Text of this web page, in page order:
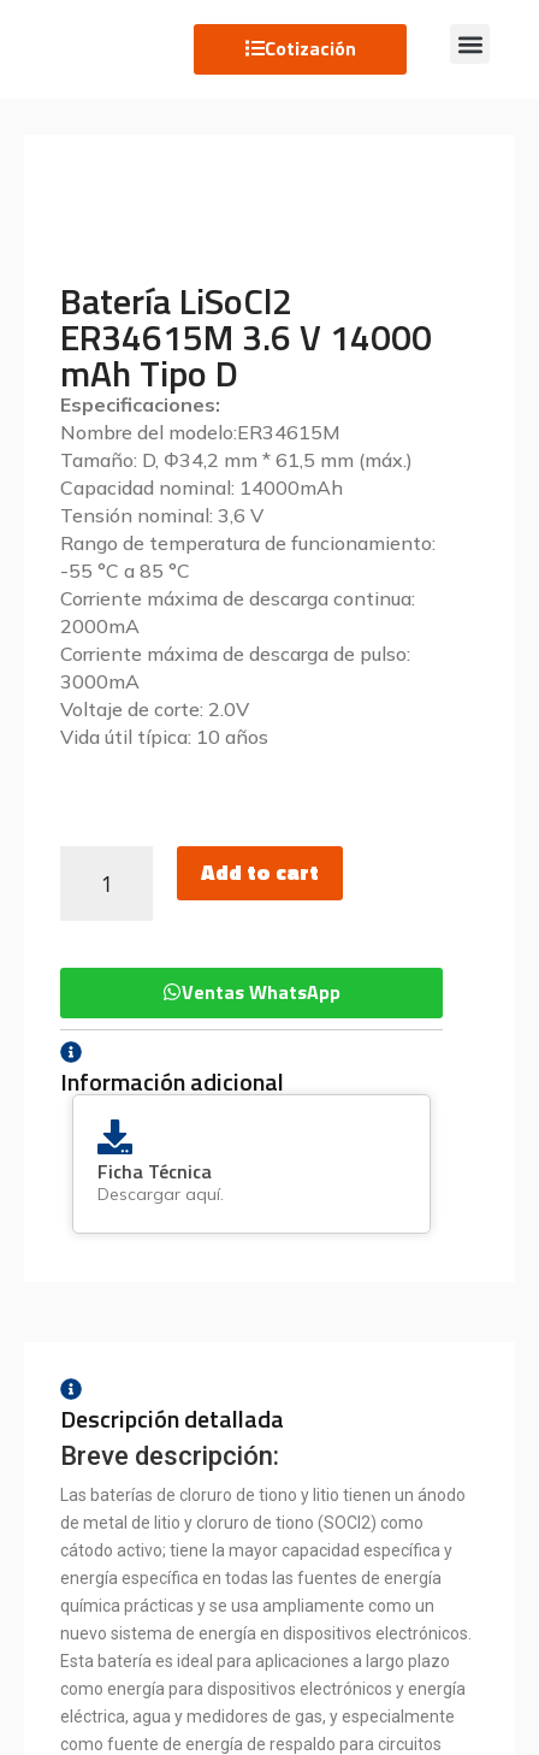
Cotización
Batería LiSoCl2
ER34615M 3.6 V 14000
mAh Tipo D
Especificaciones:
Nombre del modelo:ER34615M
Tamaño: D, Φ34,2 mm * 61,5 mm (máx.)
Capacidad nominal: 14000mAh
Tensión nominal: 3,6 V
Rango de temperatura de funcionamiento:
-55 °C a 85 °C
Corriente máxima de descarga continua:
2000mA
Corriente máxima de descarga de pulso:
3000mA
Voltaje de corte: 2.0V
Vida útil típica: 10 años
Add to cart
Ventas WhatsApp
Información adicional
Ficha Técnica
Descargar aquí.
Descripción detallada
Breve descripción:
Las baterías de cloruro de tiono y litio tienen un ánodo
de metal de litio y cloruro de tiono (SOCl2) como
cátodo activo; tiene la mayor capacidad específica y
energía específica en todas las fuentes de energía
química prácticas y se usa ampliamente como un
nuevo sistema de energía en dispositivos electrónicos.
Esta batería es ideal para aplicaciones a largo plazo
como energía para dispositivos electrónicos y energía
eléctrica, agua y medidores de gas, y especialmente
como fuente de energía de respaldo para circuitos